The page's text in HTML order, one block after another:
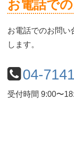
お電話で
お電話でのお問い
します。
04-
受付時間 9:00〜